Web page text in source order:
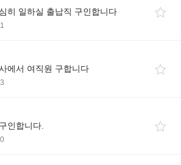
히 일하실 출납직 구인합니다
에서 여직원 구합니다
인합니다.